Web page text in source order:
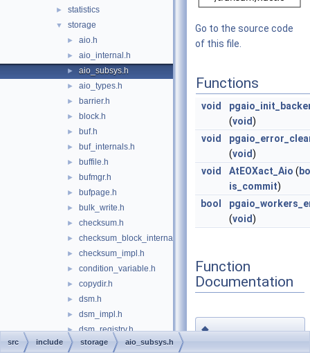
► statistics
▼ storage
► aio.h
► aio_internal.h
► aio_subsys.h
► aio_types.h
► barrier.h
► block.h
► buf.h
► buf_internals.h
► buffile.h
► bufmgr.h
► bufpage.h
► bulk_write.h
► checksum.h
► checksum_block_internal.h
► checksum_impl.h
► condition_variable.h
► copydir.h
► dsm.h
► dsm_impl.h
► dsm_registry.h
► fd.h
Go to the source code
of this file.
Functions
void
(void)
void
(void)
void
AtEOXact_Aio (
is_commit)
bool
(void)
Function
Documentation
◆
src include storage aio_subsys.h